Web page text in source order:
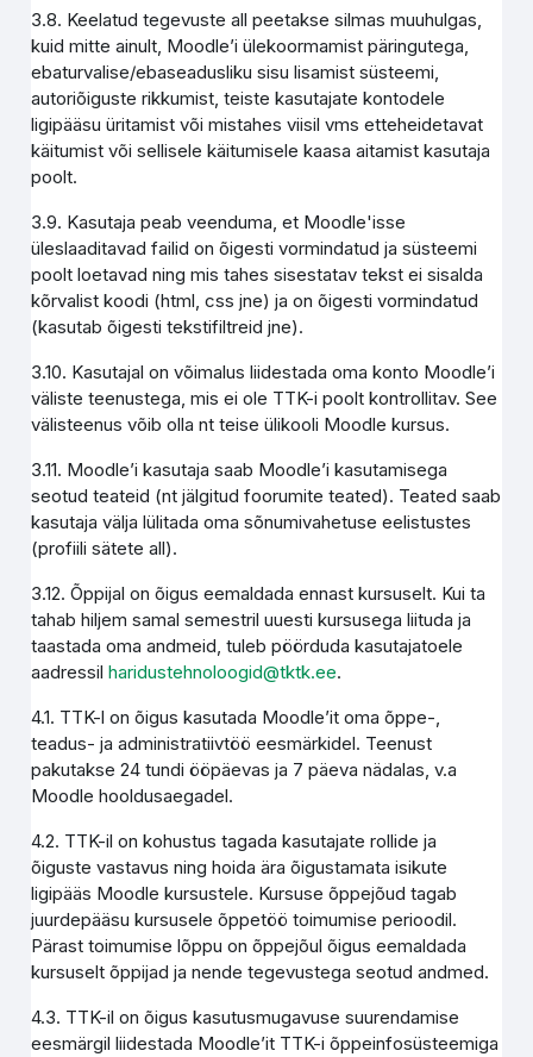
3.8. Keelatud tegevuste all peetakse silmas muuhulgas,
kuid mitte ainult, Moodle’i ülekoormamist päringutega,
ebaturvalise/ebaseadusliku sisu lisamist süsteemi,
autoriõiguste rikkumist, teiste kasutajate kontodele
ligipääsu üritamist või mistahes viisil vms etteheidetavat
käitumist või sellisele käitumisele kaasa aitamist kasutaja
poolt.
3.9. Kasutaja peab veenduma, et Moodle'isse
üleslaaditavad failid on õigesti vormindatud ja süsteemi
poolt loetavad ning mis tahes sisestatav tekst ei sisalda
kõrvalist koodi (html, css jne) ja on õigesti vormindatud
(kasutab õigesti tekstifiltreid jne).
3.10. Kasutajal on võimalus liidestada oma konto Moodle’i
väliste teenustega, mis ei ole TTK-i poolt kontrollitav. See
välisteenus võib olla nt teise ülikooli Moodle kursus.
3.11. Moodle’i kasutaja saab Moodle’i kasutamisega
seotud teateid (nt jälgitud foorumite teated). Teated saab
kasutaja välja lülitada oma sõnumivahetuse eelistustes
(profiili sätete all).
3.12. Õppijal on õigus eemaldada ennast kursuselt. Kui ta
tahab hiljem samal semestril uuesti kursusega liituda ja
taastada oma andmeid, tuleb pöörduda kasutajatoele
aadressilharidustehnoloogid@tktk.ee.
4.1. TTK-l on õigus kasutada Moodle’it oma õppe-,
teadus- ja administratiivtöö eesmärkidel. Teenust
pakutakse 24 tundi ööpäevas ja 7 päeva nädalas, v.a
Moodle hooldusaegadel.
4.2. TTK-il on kohustus tagada kasutajate rollide ja
õiguste vastavus ning hoida ära õigustamata isikute
ligipääs Moodle kursustele. Kursuse õppejõud tagab
juurdepääsu kursusele õppetöö toimumise perioodil.
Pärast toimumise lõppu on õppejõul õigus eemaldada
kursuselt õppijad ja nende tegevustega seotud andmed.
4.3. TTK-il on õigus kasutusmugavuse suurendamise
eesmärgil liidestada Moodle’it TTK-i õppeinfosüsteemiga